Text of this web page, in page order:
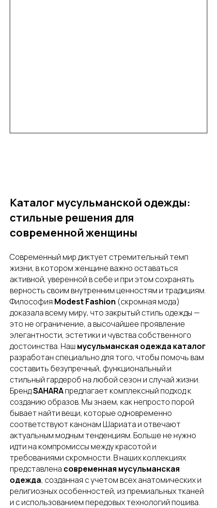
Каталог мусульманской одежды:
стильные решения для
современной женщины
Современный мир диктует стремительный темп
жизни, в котором женщине важно оставаться
активной, уверенной в себе и при этом сохранять
верность своим внутренним ценностям и традициям.
Философия Modest Fashion (скромная мода)
доказала всему миру, что закрытый стиль одежды —
это не ограничение, а высочайшее проявление
элегантности, эстетики и чувства собственного
достоинства. Наш мусульманская одежда каталог
разработан специально для того, чтобы помочь вам
составить безупречный, функциональный и
стильный гардероб на любой сезон и случай жизни.
БрендSAHARAпредлагает комплексный подход к
созданию образов. Мы знаем, как непросто порой
бывает найти вещи, которые одновременно
соответствуют канонам Шариата и отвечают
актуальным модным тенденциям. Больше не нужно
идти на компромиссы между красотой и
требованиями скромности. В наших коллекциях
представлена современная мусульманская
одежда, созданная с учетом всех анатомических и
религиозных особенностей, из премиальных тканей
и с использованием передовых технологий пошива.